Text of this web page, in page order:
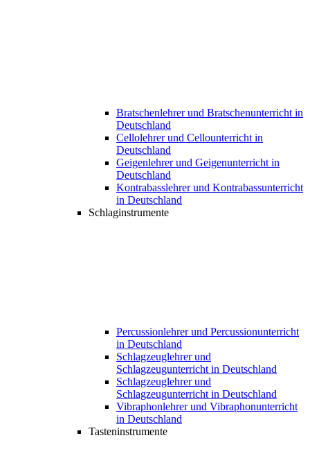
Bratschenlehrer und Bratschenunterricht in
Deutschland
Cellolehrer und Cellounterricht in
Deutschland
Geigenlehrer und Geigenunterricht in
Deutschland
Kontrabasslehrer und Kontrabassunterricht
in Deutschland
Schlaginstrumente
Percussionlehrer und Percussionunterricht
in Deutschland
Schlagzeuglehrer und
Schlagzeugunterricht in Deutschland
Schlagzeuglehrer und
Schlagzeugunterricht in Deutschland
Vibraphonlehrer und Vibraphonunterricht
in Deutschland
Tasteninstrumente